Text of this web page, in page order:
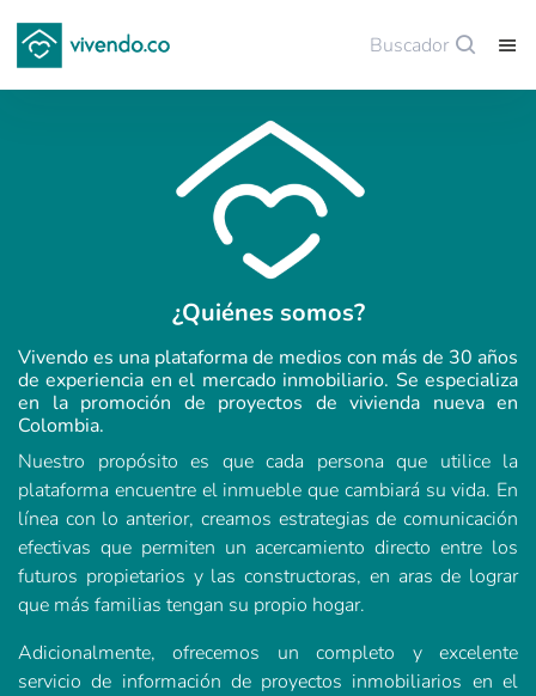
Buscador
¿Quiénes somos?
Vivendo es una plataforma de medios con más de 30 años
de experiencia en el mercado inmobiliario. Se especializa
en la promoción de proyectos de vivienda nueva en
Colombia.
Nuestro propósito es que cada persona que utilice la
plataforma encuentre el inmueble que cambiará su vida. En
línea con lo anterior, creamos estrategias de comunicación
efectivas que permiten un acercamiento directo entre los
futuros propietarios y las constructoras, en aras de lograr
que más familias tengan su propio hogar.
Adicionalmente, ofrecemos un completo y excelente
servicio de información de proyectos inmobiliarios en el
Guardar